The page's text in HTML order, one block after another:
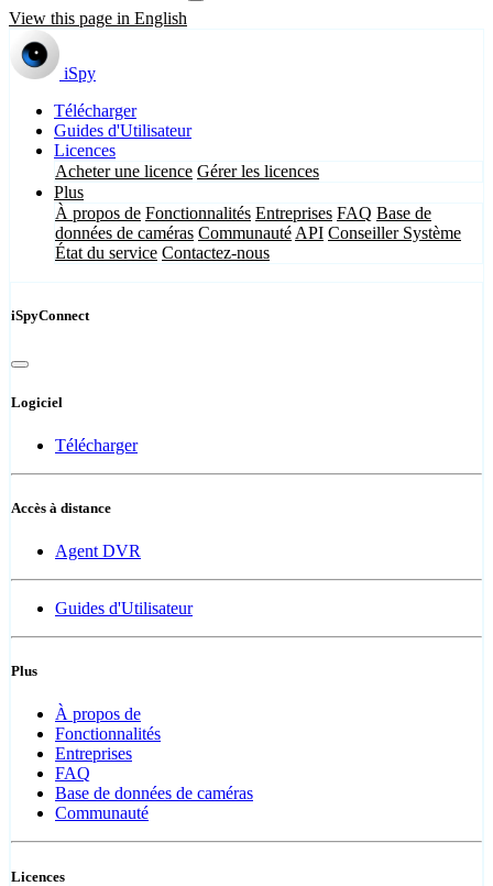
View this page in English
iSpy
Télécharger
Guides d'Utilisateur
Licences
Acheter une licence Gérer les licences
Plus
À propos de Fonctionnalités Entreprises FAQ Base de
données de caméras Communauté API Conseiller Système
État du service Contactez-nous
iSpyConnect
Logiciel
Télécharger
Accès à distance
Agent DVR
Guides d'Utilisateur
Plus
À propos de
Fonctionnalités
Entreprises
FAQ
Base de données de caméras
Communauté
Licences